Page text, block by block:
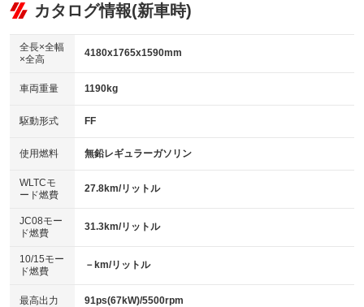
リフトアップ
：装備なし
：装備なし
パワーウィンドウ
アイドリングストップ
：装備あり
USB入力端子
：装備あり
100V電源
：装備なし
センターデフロック
：装備なし
電動格納ミラー
：装備あり
ビジュアル
：装備なし
：装備あり
革シート
キーレス
HID(キセノンライト)
：装備なし
バックカメラ
：装備あり
エアロ
：装備なし
：装備なし
パワーシート
ベンチシート
：装備なし
チップアップシート
：装備なし
カタログ情報(新車時)
全長×全幅
×全高
4180x1765x1590mm
車両重量 1190kg
駆動形式 FF
使用燃料 無鉛レギュラーガソリン
WLTCモ
ード燃費
27.8km/リットル
JC08モー
ド燃費
31.3km/リットル
10/15モー
ド燃費
－km/リットル
最高出力 91ps(67kW)/5500rpm